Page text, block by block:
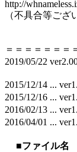
http://
（不具合等ござ
＝＝＝＝＝＝＝
2019/05/22
2015/12/14 ...
2015/12/16 ...
2016/02/13 ...
2016/04/01 ...
■ファイル名